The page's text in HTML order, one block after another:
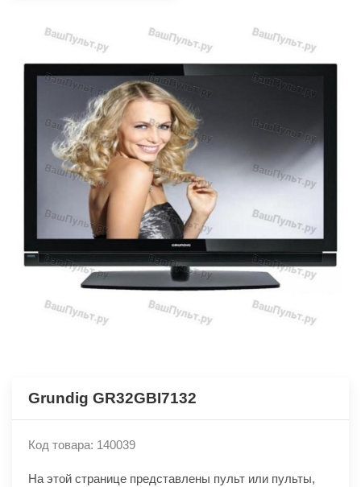
Grundig GR32GBI7132
Код товара: 140039
На этой странице представлены пульт или пульты,